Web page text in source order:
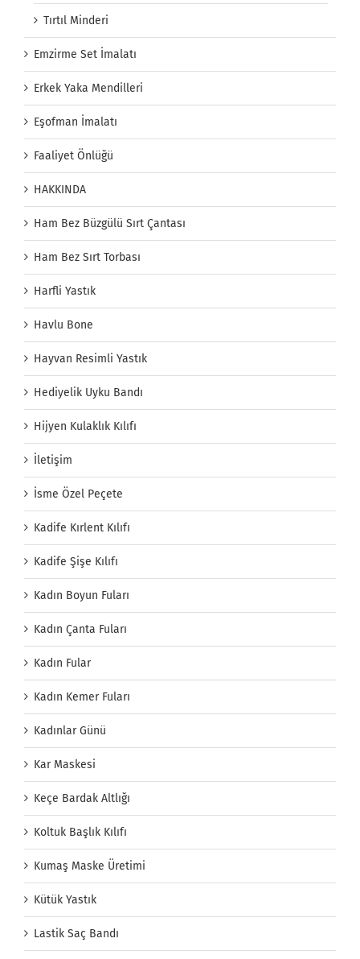
Tırtıl Minderi
Emzirme Set İmalatı
Erkek Yaka Mendilleri
Eşofman İmalatı
Faaliyet Önlüğü
HAKKINDA
Ham Bez Büzgülü Sırt Çantası
Ham Bez Sırt Torbası
Harfli Yastık
Havlu Bone
Hayvan Resimli Yastık
Hediyelik Uyku Bandı
Hijyen Kulaklık Kılıfı
İletişim
İsme Özel Peçete
Kadife Kırlent Kılıfı
Kadife Şişe Kılıfı
Kadın Boyun Fuları
Kadın Çanta Fuları
Kadın Fular
Kadın Kemer Fuları
Kadınlar Günü
Kar Maskesi
Keçe Bardak Altlığı
Koltuk Başlık Kılıfı
Kumaş Maske Üretimi
Kütük Yastık
Lastik Saç Bandı